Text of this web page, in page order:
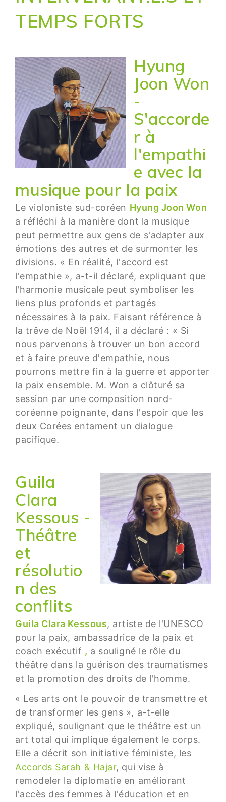
TEMPS FORTS
Hyung
Joon Won
-
S'accorde
r à
l'empathi
e avec la
musique pour la paix
Le violoniste sud-coréen Hyung Joon Won
a réfléchi à la manière dont la musique
peut permettre aux gens de s'adapter aux
émotions des autres et de surmonter les
divisions. « En réalité, l'accord est
l'empathie », a-t-il déclaré, expliquant que
l'harmonie musicale peut symboliser les
liens plus profonds et partagés
nécessaires à la paix. Faisant référence à
la trêve de Noël 1914, il a déclaré : « Si
nous parvenons à trouver un bon accord
et à faire preuve d'empathie, nous
pourrons mettre fin à la guerre et apporter
la paix ensemble. M. Won a clôturé sa
session par une composition nord-
coréenne poignante, dans l'espoir que les
deux Corées entament un dialogue
pacifique.
Guila
Clara
Kessous -
Théâtre
et
résolutio
n des
conflits
Guila Clara Kessous, artiste de l'UNESCO
pour la paix, ambassadrice de la paix et
coach exécutif , a souligné le rôle du
théâtre dans la guérison des traumatismes
et la promotion des droits de l'homme.
« Les arts ont le pouvoir de transmettre et
de transformer les gens », a-t-elle
expliqué, soulignant que le théâtre est un
art total qui implique également le corps.
Elle a décrit son initiative féministe, les
Accords Sarah & Hajar, qui vise à
remodeler la diplomatie en améliorant
l'accès des femmes à l'éducation et en